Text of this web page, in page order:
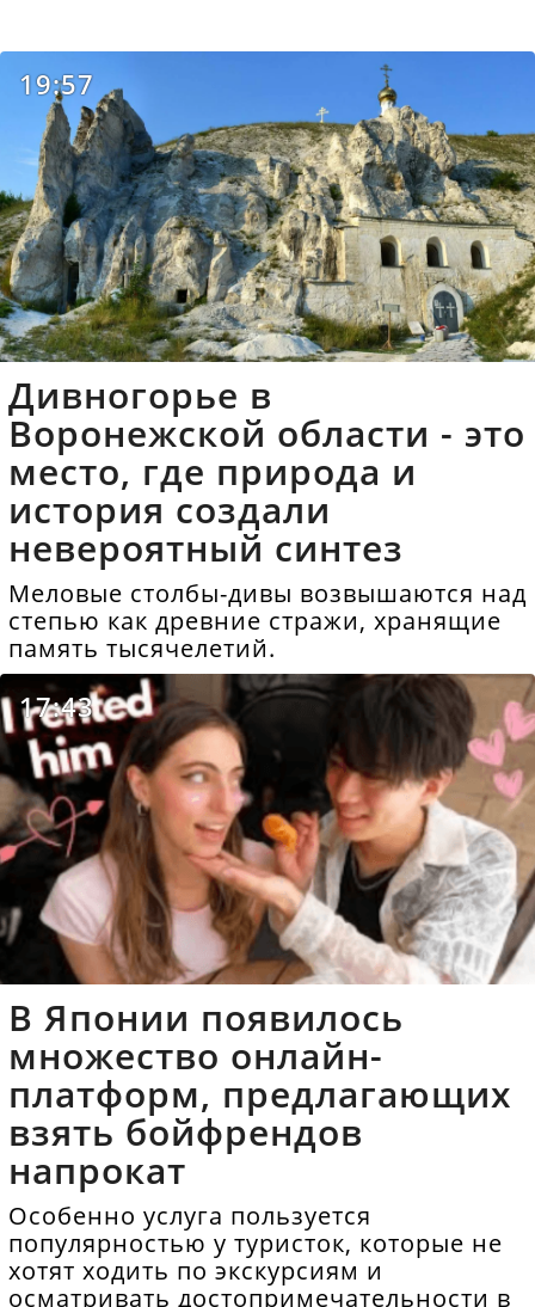
19:57
Дивногорье в
Воронежской области - это
место, где природа и
история создали
невероятный синтез
Меловые столбы-дивы возвышаются над
степью как древние стражи, хранящие
память тысячелетий.
17:43
В Японии появилось
множество онлайн-
платформ, предлагающих
взять бойфрендов
напрокат
Особенно услуга пользуется
популярностью у туристок, которые не
хотят ходить по экскурсиям и
осматривать достопримечательности в